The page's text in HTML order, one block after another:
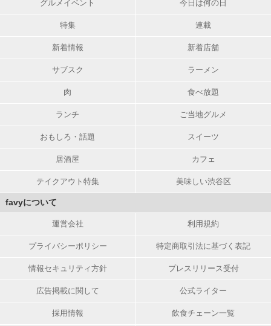
グルメイベント 今日は何の日
特集 連載
新着情報 新着店舗
サブスク ラーメン
肉 食べ放題
ランチ ご当地グルメ
おもしろ・話題 スイーツ
居酒屋 カフェ
テイクアウト特集 美味しい渋谷区
favyについて
運営会社 利用規約
プライバシーポリシー 特定商取引法に基づく表記
情報セキュリティ方針 プレスリリース受付
広告掲載に関して 公式ライター
採用情報 飲食チェーン一覧